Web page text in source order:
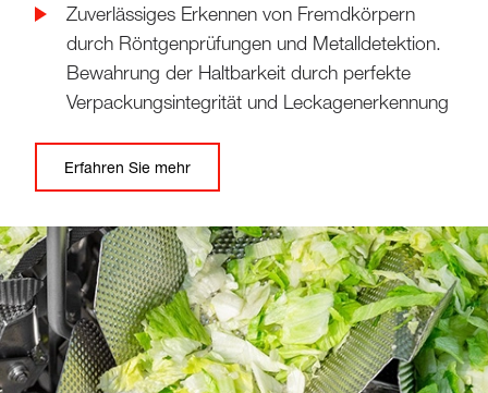
Zuverlässiges Erkennen von Fremdkörpern
durch Röntgenprüfungen und Metalldetektion.
Bewahrung der Haltbarkeit durch perfekte
Verpackungsintegrität und Leckagenerkennung
Erfahren Sie mehr